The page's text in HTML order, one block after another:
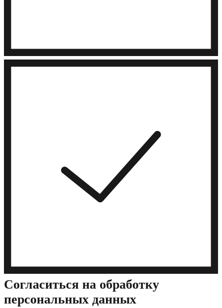
Cогласиться на обработку
персональных данных